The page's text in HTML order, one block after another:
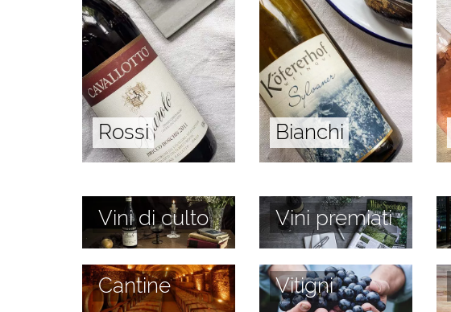
Rossi Bianchi
Vini di culto Vini premiati
Cantine Vitigni